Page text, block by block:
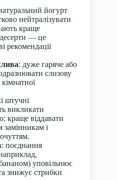
йогурт
нейтралізувати
краще
— це
рекомендації
: дуже гаряче або
слизову
штучні
викликати
краще віддавати
замінникам і
: поєднання
уповільнює
знижує стрибки